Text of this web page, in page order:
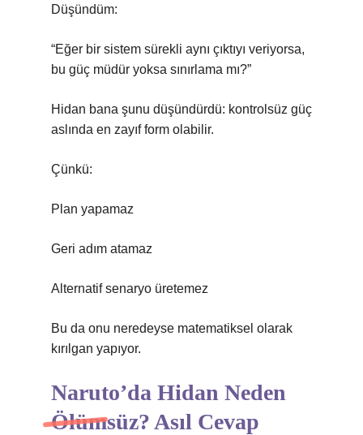
Düşündüm:
“Eğer bir sistem sürekli aynı çıktıyı veriyorsa,
bu güç müdür yoksa sınırlama mı?”
Hidan bana şunu düşündürdü: kontrolsüz güç
aslında en zayıf form olabilir.
Çünkü:
Plan yapamaz
Geri adım atamaz
Alternatif senaryo üretemez
Bu da onu neredeyse matematiksel olarak
kırılgan yapıyor.
Naruto’da Hidan Neden
Ölümsüz? Asıl Cevap